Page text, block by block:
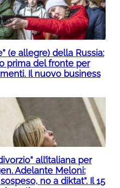
(e allegre) della Russia:
prima del fronte per
Il nuovo business
all’italiana per
Adelante Meloni:
no a diktat”. Il 15